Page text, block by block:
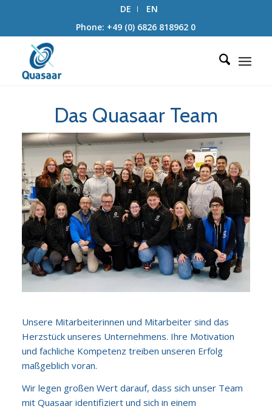
DE
EN
Phone: +49 (0) 6826 818962 0
Das Quasaar Team
Unsere Mitarbeiterinnen und Mitarbeiter sind das
Herzstück unseres Unternehmens. Ihre Motivation
und fachliche Kompetenz treiben unseren Erfolg
maßgeblich voran.
Wir legen großen Wert darauf, dass sich unser Team
mit Quasaar identifiziert und sich in einem